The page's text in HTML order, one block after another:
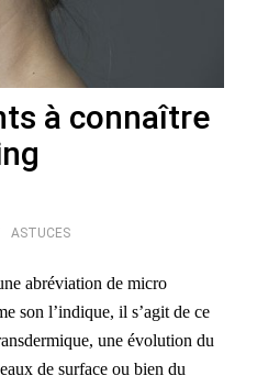
à connaître
ASTUCES
abréviation de micro
son l’indique, il s’agit de ce
une évolution du
de surface ou bien du